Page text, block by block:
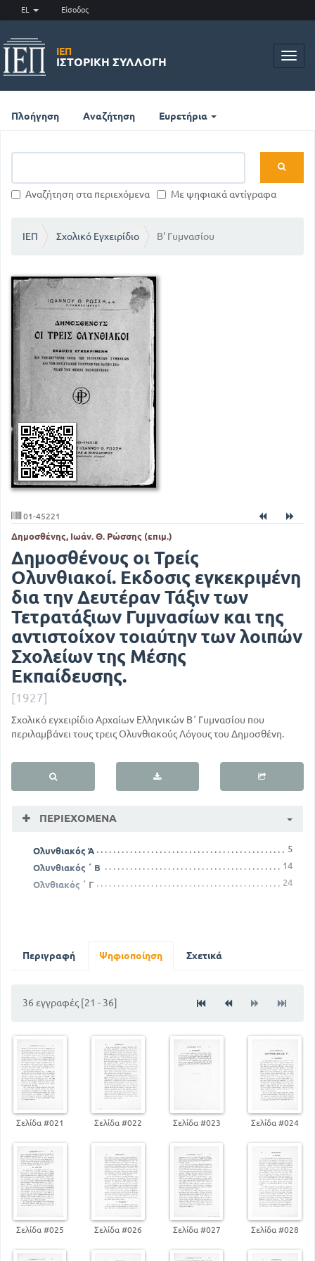
EL Είσοδος
ΙΕΠ
ΙΣΤΟΡΙΚΉ ΣΥΛΛΟΓΉ
Πλοήγηση Αναζήτηση Ευρετήρια
Αναζήτηση στα περιεχόμενα Με ψηφιακά αντίγραφα
ΙΕΠ Σχολικό Εγχειρίδιο Β' Γυμνασίου
01-45221
Δημοσθένης, Ιωάν. Θ. Ρώσσης (επιμ.)
Δημοσθένους οι Τρείς
Ολυνθιακοί. Εκδοσις εγκεκριμένη
δια την Δευτέραν Τάξιν των
Τετρατάξιων Γυμνασίων και της
αντιστοίχον τοιαύτην των λοιπών
Σχολείων της Μέσης
Εκπαίδευσης.
[1927]
Σχολικό εγχειρίδιο Αρχαίων Ελληνικών Β΄ Γυμνασίου που
περιλαμβάνει τους τρεις Ολυνθιακούς Λόγους του Δημοσθένη.
ΠΕΡΙΕΧΌΜΕΝΑ
Ολυνθιακός Ά
5
Ολυνθιακός ΄ Β
14
Ολνθιακός ΄ Γ
24
Περιγραφή Ψηφιοποίηση Σχετικά
36 εγγραφές [21 - 36]
Σελίδα #021 Σελίδα #022 Σελίδα #023 Σελίδα #024
Σελίδα #025 Σελίδα #026 Σελίδα #027 Σελίδα #028